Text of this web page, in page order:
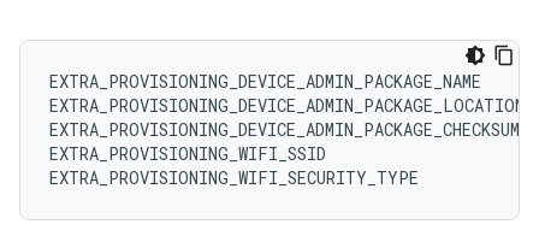
EXTRA_PROVISIONING_DEVICE_ADMIN_PACKAGE_NAME
EXTRA_PROVISIONING_DEVICE_ADMIN_PACKAGE_LOCATION
EXTRA_PROVISIONING_DEVICE_ADMIN_PACKAGE_CHECKSUM
EXTRA_PROVISIONING_WIFI_SSID
EXTRA_PROVISIONING_WIFI_SECURITY_TYPE